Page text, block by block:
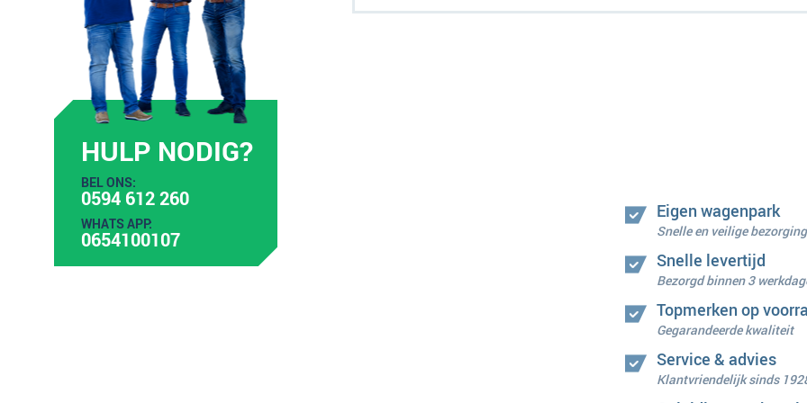
HULP NODIG?
BEL ONS:
0594 612 260
WHATS APP:
0654100107
Eigen wagenpark
Snelle en veilige bezorging
Snelle levertijd
Bezorgd binnen 3
Topmerken op
Gegarandeerde kwaliteit
Service & advies
Klantvriendelijk sinds